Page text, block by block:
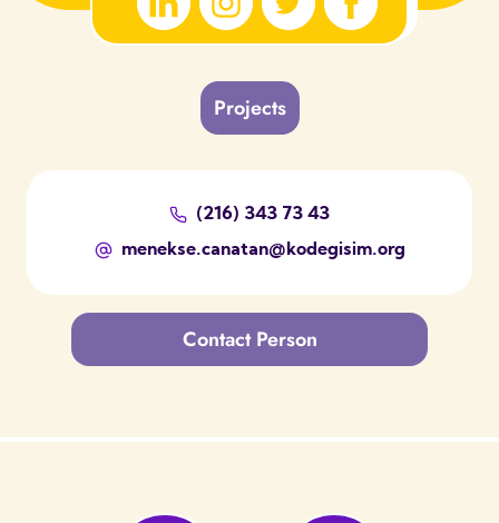
Projects
(216) 343 73 43
menekse.canatan@kodegisim.org
Contact Person